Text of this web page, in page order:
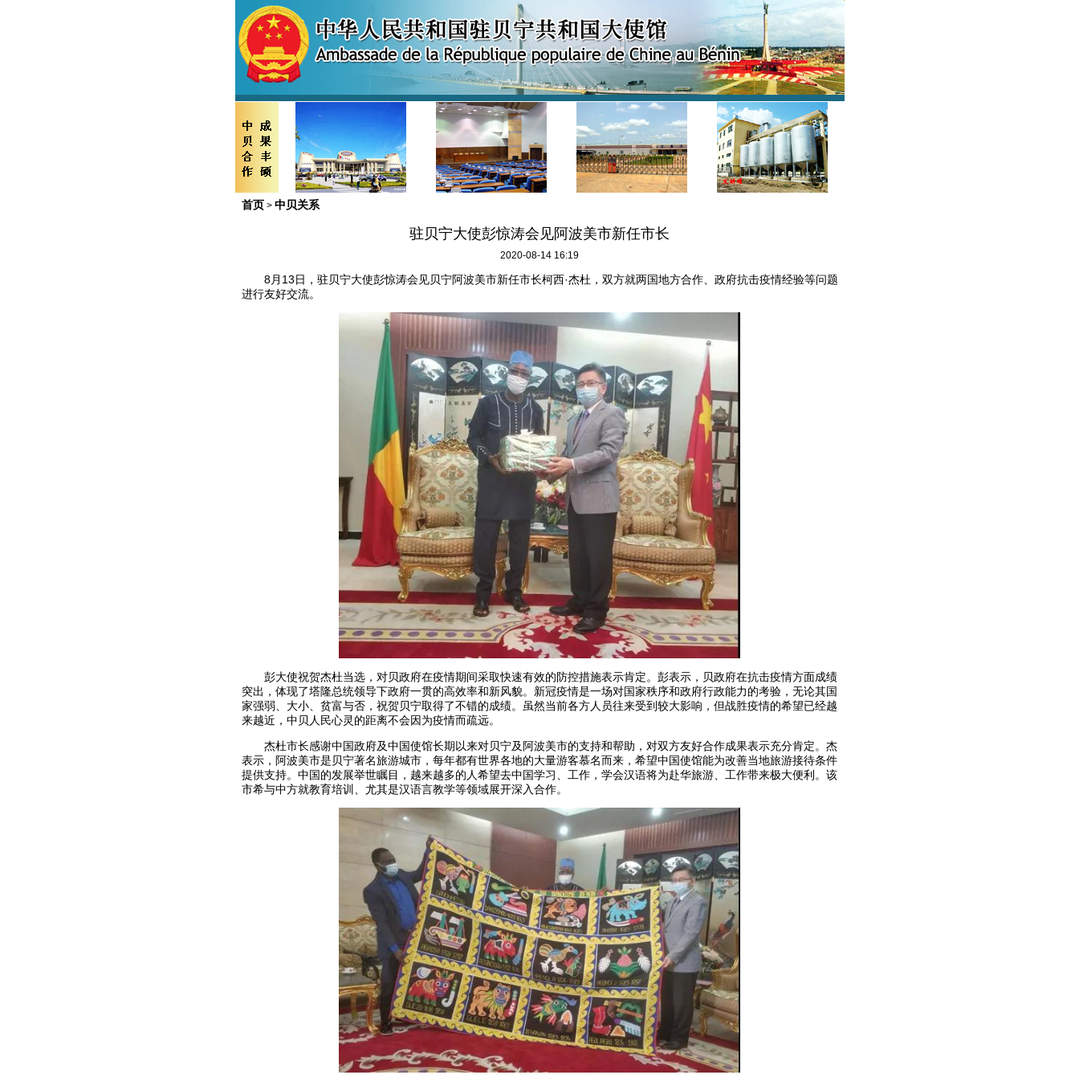
首页 > 中贝关系
驻贝宁大使彭惊涛会见阿波美市新任市长
2020-08-14 16:19
8月13日，驻贝宁大使彭惊涛会见贝宁阿波美市新任市长柯西·杰杜，双方就两国地方合作、政府抗击疫情经验等问题
进行友好交流。
彭大使祝贺杰杜当选，对贝政府在疫情期间采取快速有效的防控措施表示肯定。彭表示，贝政府在抗击疫情方面成绩
突出，体现了塔隆总统领导下政府一贯的高效率和新风貌。新冠疫情是一场对国家秩序和政府行政能力的考验，无论其国
家强弱、大小、贫富与否，祝贺贝宁取得了不错的成绩。虽然当前各方人员往来受到较大影响，但战胜疫情的希望已经越
来越近，中贝人民心灵的距离不会因为疫情而疏远。
杰杜市长感谢中国政府及中国使馆长期以来对贝宁及阿波美市的支持和帮助，对双方友好合作成果表示充分肯定。杰
表示，阿波美市是贝宁著名旅游城市，每年都有世界各地的大量游客慕名而来，希望中国使馆能为改善当地旅游接待条件
提供支持。中国的发展举世瞩目，越来越多的人希望去中国学习、工作，学会汉语将为赴华旅游、工作带来极大便利。该
市希与中方就教育培训、尤其是汉语言教学等领域展开深入合作。